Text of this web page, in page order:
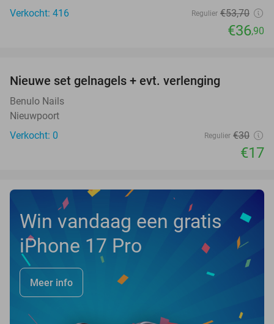
Verkocht: 416
Regulier €53,70
€36,90
TODAY
Nieuwe set gelnagels + evt. verlenging
Benulo Nails
Nieuwpoort
Verkocht: 0
Regulier €30
€17
Win vandaag een gratis
iPhone 17 Pro
Meer info